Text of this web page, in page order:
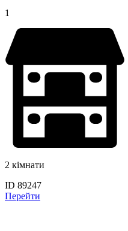
1
2 кімнати
ID 89247
Перейти